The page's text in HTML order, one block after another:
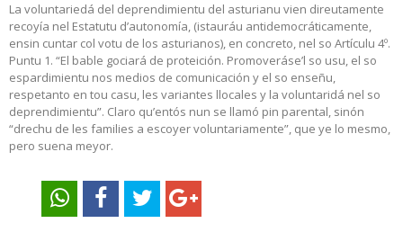
La voluntariedá del deprendimientu del asturianu vien direutamente
recoyía nel Estatutu d’autonomía, (istauráu antidemocráticamente,
ensin cuntar col votu de los asturianos), en concreto, nel so Artículu 4º.
Puntu 1. “El bable gociará de proteición. Promoveráse’l so usu, el so
espardimientu nos medios de comunicación y el so enseñu,
respetanto en tou casu, les variantes llocales y la voluntaridá nel so
deprendimientu”. Claro qu’entós nun se llamó pin parental, sinón
“drechu de les families a escoyer voluntariamente”, que ye lo mesmo,
pero suena meyor.